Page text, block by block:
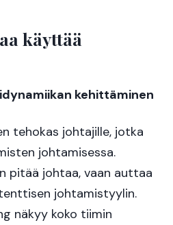
käyttää
kehittäminen
tehokas johtajille, jotka
johtamisessa.
pitää johtaa, vaan auttaa
johtamistyylin.
näkyy koko tiimin